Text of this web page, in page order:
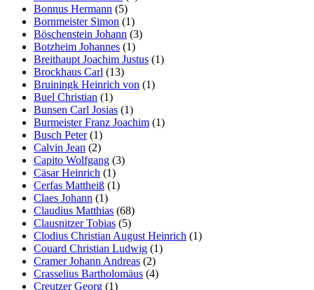
Bonnus Hermann (5)
Bornmeister Simon (1)
Böschenstein Johann (3)
Botzheim Johannes (1)
Breithaupt Joachim Justus (1)
Brockhaus Carl (13)
Bruiningk Heinrich von (1)
Buel Christian (1)
Bunsen Carl Josias (1)
Burmeister Franz Joachim (1)
Busch Peter(1)
Calvin Jean (2)
Capito Wolfgang (3)
Cäsar Heinrich (1)
Cerfas Mattheiß (1)
Claes Johann (1)
Claudius Matthias (68)
Clausnitzer Tobias (5)
Clodius Christian August Heinrich (1)
Couard Christian Ludwig (1)
Cramer Johann Andreas (2)
Crasselius Bartholomäus (4)
Creutzer Georg (1)